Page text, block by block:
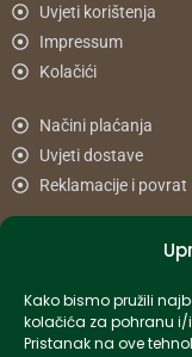
Kako bismo pružili
kolačića za pohranu
Pristanak na ove
Uvjeti korištenja
Impressum
Kolačići
Načini plaćanja
Uvjeti dostave
Reklamacije i povrat
info-hr@kettner.com
Poslovnica Osijek